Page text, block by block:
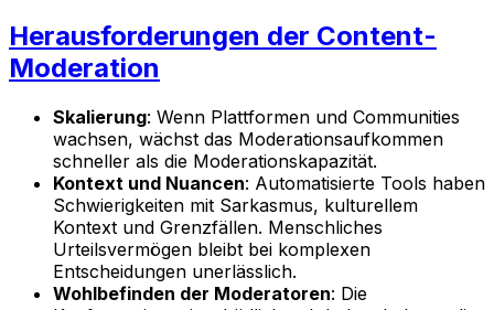
Herausforderungen der Content-
Moderation
Skalierung: Wenn Plattformen und Communities
wachsen, wächst das Moderationsaufkommen
schneller als die Moderationskapazität.
Kontext und Nuancen: Automatisierte Tools haben
Schwierigkeiten mit Sarkasmus, kulturellem
Kontext und Grenzfällen. Menschliches
Urteilsvermögen bleibt bei komplexen
Entscheidungen unerlässlich.
Wohlbefinden der Moderatoren: Die